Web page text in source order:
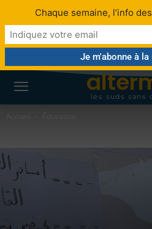
les suds sans
Chaque semaine, l’info